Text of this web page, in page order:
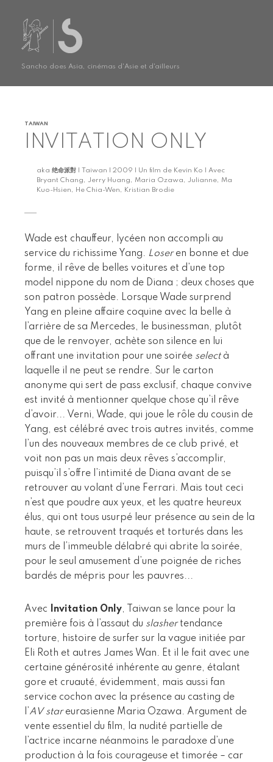
Sancho does Asia, cinémas d'Asie et d'ailleurs
TAIWAN
INVITATION ONLY
aka 绝命派對 | Taiwan | 2009 | Un film de Kevin Ko | Avec
Bryant Chang, Jerry Huang, Maria Ozawa, Julianne, Ma
Kuo-Hsien, He Chia-Wen, Kristian Brodie
Wade est chauffeur, lycéen non accompli au
service du richissime Yang. Loseren bonne et due
forme, il rêve de belles voitures et d’une top
model nippone du nom de Diana ; deux choses que
son patron possède. Lorsque Wade surprend
Yang en pleine affaire coquine avec la belle à
l’arrière de sa Mercedes, le businessman, plutôt
que de le renvoyer, achète son silence en lui
offrant une invitation pour une soirée selectà
laquelle il ne peut se rendre. Sur le carton
anonyme qui sert de pass exclusif, chaque convive
est invité à mentionner quelque chose qu’il rêve
d’avoir... Verni, Wade, qui joue le rôle du cousin de
Yang, est célébré avec trois autres invités, comme
l’un des nouveaux membres de ce club privé, et
voit non pas un mais deux rêves s’accomplir,
puisqu’il s’offre l’intimité de Diana avant de se
retrouver au volant d’une Ferrari. Mais tout ceci
n’est que poudre aux yeux, et les quatre heureux
élus, qui ont tous usurpé leur présence au sein de la
haute, se retrouvent traqués et torturés dans les
murs de l’immeuble délabré qui abrite la soirée,
pour le seul amusement d’une poignée de riches
bardés de mépris pour les pauvres...
Avec Invitation Only, Taiwan se lance pour la
première fois à l’assaut du slashertendance
torture, histoire de surfer sur la vague initiée par
Eli Roth et autres James Wan. Et il le fait avec une
certaine générosité inhérente au genre, étalant
gore et cruauté, évidemment, mais aussi fan
service cochon avec la présence au casting de
AV stareurasienne Maria Ozawa. Argument de
vente essentiel du film, la nudité partielle de
l’actrice incarne néanmoins le paradoxe d’une
production à la fois courageuse et timorée – car